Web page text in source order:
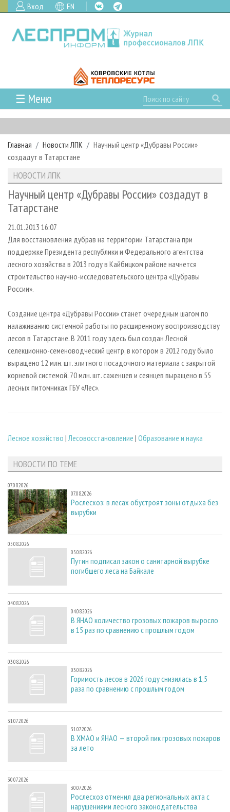
Вход EN
☰ Меню
ГЛАВНАЯ
РУБРИКИ И ТЕМЫ
РУБРИКИ ЖУРНАЛА
ЛЕСОЗАГОТОВКА
ЛЕСОПИЛЕНИЕ
СУШКА ДРЕВЕСИНЫ
ПРОИЗВОДСТВО ДРЕВЕСНЫХ ПЛИТ
ДЕРЕВЯННОЕ ДОМОСТРОЕНИЕ
ПРОИЗВОДСТВО МЕБЕЛИ
ЦБП
ИНСТРУМЕНТ И МАТЕРИАЛЫ
НОВОСТИ
НОВОСТИ ЛПК
НОВОСТИ ЖУРНАЛА
ПРОЕКТЫ ЛПИ
АНАЛИТИКА
ПРЕДПРИЯТИЯ ЛПК
ПЕРСОНЫ
МОБИЛЬНЫЕ ВЫСТАВКИ
ОФИЦИАЛЬНЫЕ ДЕЛЕГАЦИИ
ПРИОРИТЕТНЫЕ ИНВЕСТПРОЕКТЫ
ГАЗЕТА ЛЕСПРОМФОРУМ
БИБЛИОТЕКА СПЕЦИАЛИСТА
АРХИВ ЖУРНАЛОВ
СТАТЬИ
О ЖУРНАЛЕ
ПОДПИСКА
КОНТАКТЫ
РЕКЛАМОДАТЕЛЯМ
РЕКЛАМА
РЕКЛАМА НА САЙТЕ
Главная Новости ЛПК
Научный центр «Дубравы России»
создадут в Татарстане
НОВОСТИ ЛПК
Научный центр «Дубравы России» создадут в
Татарстане
21.01.2013 16:07
Для восстановления дубрав на территории Татарстана при
поддержке Президента республики и Федерального агентства
лесного хозяйства в 2013 году в Кайбицком районе начнется
строительство научно-исследовательского центра «Дубравы
России».
Создание центра «Дубравы России» станет очередным шагом по
налаживанию системной работы по расширенному воспроизводству
лесов в Татарстане. В 2011 году здесь был создан Лесной
селекционно-семеноводческий центр, в котором в 2012 году было
выращено 12 млн. шт. элитного посадочного материала с закрытой
корневой системой. 70 млн. шт. саженцев и сеянцев выращено в 55
лесных питомниках ГБУ «Лес».
Лесное хозяйство |Лесовосстановление | Образование и наука
НОВОСТИ ПО ТЕМЕ
07.08.2026
07.08.2026
Рослесхоз: в лесах обустроят зоны отдыха без
вырубки
05.08.2026
05.08.2026
Путин подписал закон о санитарной вырубке
погибшего леса на Байкале
04.08.2026
04.08.2026
В ЯНАО количество грозовых пожаров выросло
в 15 раз по сравнению с прошлым годом
03.08.2026
03.08.2026
Горимость лесов в 2026 году снизилась в 1,5
раза по сравнению с прошлым годом
31.07.2026
31.07.2026
В ХМАО и ЯНАО — второй пик грозовых пожаров
за лето
30.07.2026
30.07.2026
Рослесхоз отменил два региональных акта с
нарушениями лесного законодательства